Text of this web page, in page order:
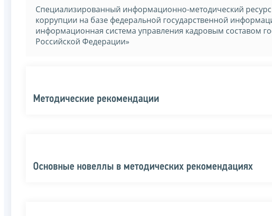
Специализированный информационно-методический
коррупции на базе федеральной государственной
информационная система управления кадровым составом
Российской Федерации»
Методические рекомендации
Основные новеллы в методических рекомендациях